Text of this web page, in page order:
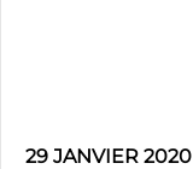
29 JANVIER 2020